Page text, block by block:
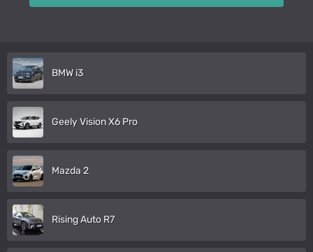
BMW i3
Geely Vision X6 Pro
Mazda 2
Rising Auto R7